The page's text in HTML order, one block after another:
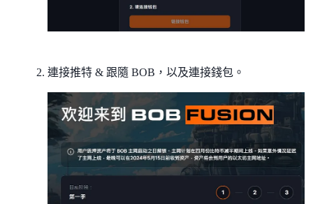
連接推特 & 跟隨 BOB，以及連接錢包。